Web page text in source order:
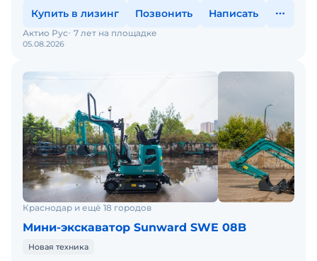
Купить в лизинг Позвонить Написать
05.08.2026
Актио Рус 7 лет на площадке
Краснодар и ещё 18 городов
Мини-экскаватор Sunward SWE 08B
Новая техника